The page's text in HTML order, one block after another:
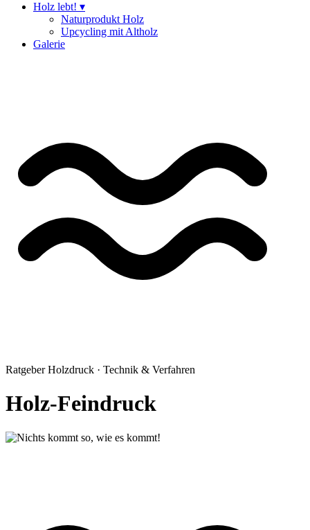
Holz lebt! ▾
Naturprodukt Holz
Upcycling mit Altholz
Galerie
Ratgeber Holzdruck · Technik & Verfahren
Holz-Feindruck